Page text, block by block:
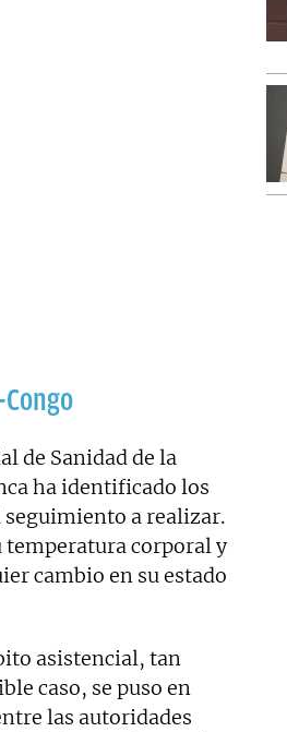
de Sanidad de la
ha identificado los
seguimiento a realizar.
corporal y
cambio en su estado
asistencial, tan
caso, se puso en
las autoridades